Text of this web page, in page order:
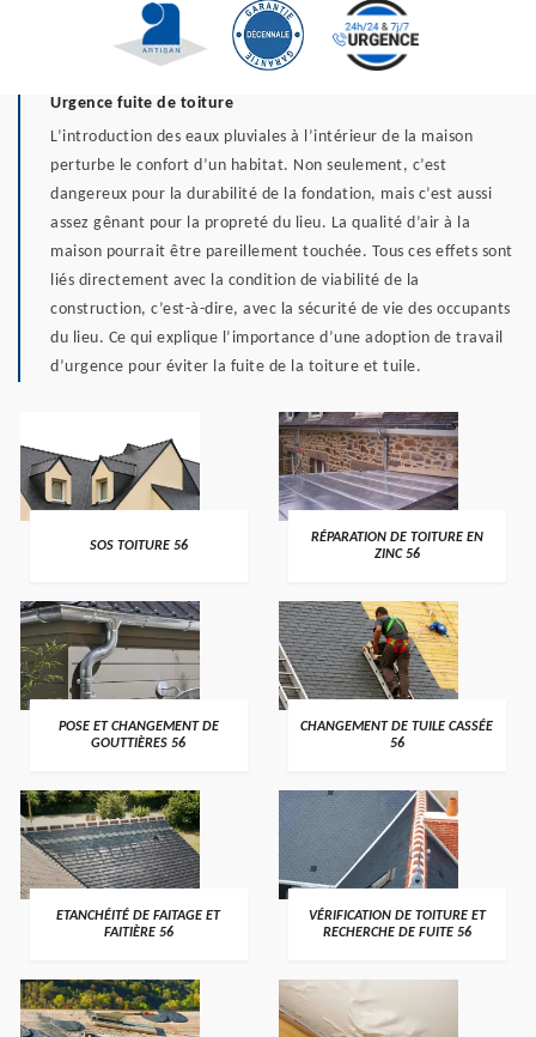
Urgence fuite de toiture
L’introduction des eaux pluviales à l’intérieur de la maison
perturbe le confort d’un habitat. Non seulement, c’est
dangereux pour la durabilité de la fondation, mais c’est aussi
assez gênant pour la propreté du lieu. La qualité d’air à la
maison pourrait être pareillement touchée. Tous ces effets sont
liés directement avec la condition de viabilité de la
construction, c’est-à-dire, avec la sécurité de vie des occupants
du lieu. Ce qui explique l’importance d’une adoption de travail
d’urgence pour éviter la fuite de la toiture et tuile.
>
SOS TOITURE 56 >
RÉPARATION DE TOITURE EN
ZINC 56
>
POSE ET CHANGEMENT DE
GOUTTIÈRES 56
>
CHANGEMENT DE TUILE CASSÉE
56
>
ETANCHÉITÉ DE FAITAGE ET
FAITIÈRE 56
>
VÉRIFICATION DE TOITURE ET
RECHERCHE DE FUITE 56